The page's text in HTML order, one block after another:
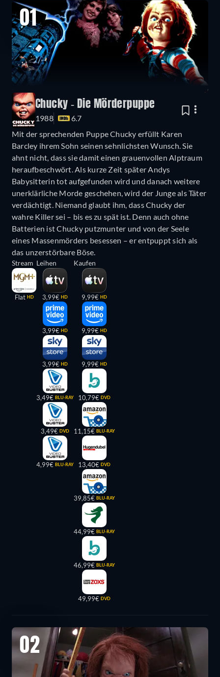
01
Chucky - Die Mörderpuppe
1988
6.7
Mit der sprechenden Puppe Chucky erfüllt Karen
Barcley ihrem Sohn seinen sehnlichsten Wunsch. Sie
ahnt nicht, dass sie damit einen grauenvollen Alptraum
heraufbeschwört. Als kurze Zeit später Andys
Babysitterin tot aufgefunden wird und danach weitere
unerklärliche Morde geschehen, wird der Junge als Täter
verdächtigt. Niemand glaubt ihm, dass Chucky der
wahre Killer sei – bis es zu spät ist. Denn auch ohne
Batterien ist Chucky putzmunter und von der Seele
eines Massenmörders besessen – er entpuppt sich als
das unzerstörbare Böse.
Stream
Flat HD
Leihen
3,99€ HD
3,99€ HD
3,99€ HD
3,49€ BLU-RAY
3,49€ DVD
4,99€ BLU-RAY
Kaufen
9,99€ HD
9,99€ HD
9,99€ HD
10,79€ DVD
11,15€ BLU-RAY
13,40€ DVD
39,85€ BLU-RAY
44,99€ BLU-RAY
46,99€ BLU-RAY
49,99€ DVD
02